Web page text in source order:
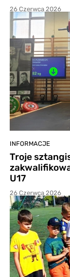
26 Czerwca 2026
INFORMACJE
Troje
U17
26 Czerwca 2026